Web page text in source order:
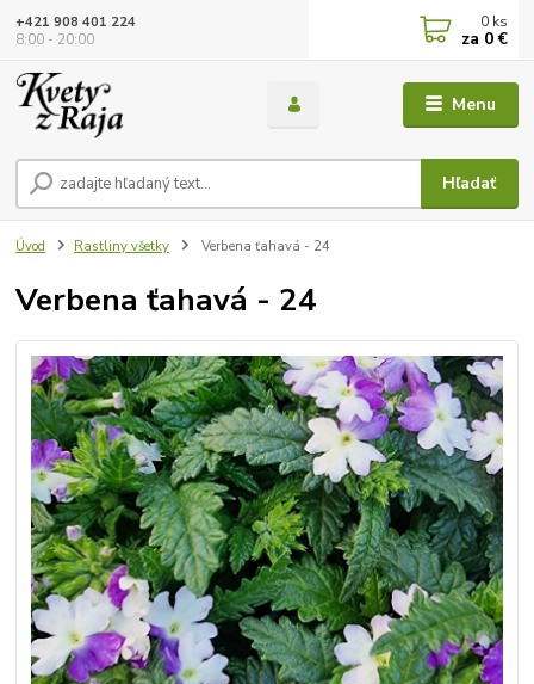
Menu
Hľadať
+421 908 401 224
8:00 - 20:00
0 ks
za 0 €
Úvod Rastliny všetky Verbena ťahavá - 24
Verbena ťahavá - 24